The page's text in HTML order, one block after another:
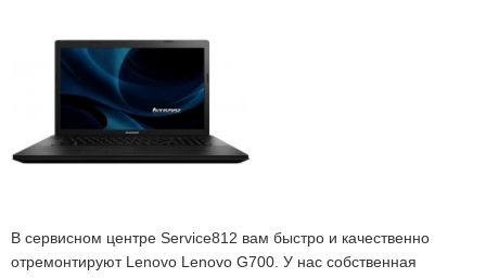
В сервисном центре Service812 вам быстро и качественно
отремонтируют Lenovo Lenovo G700. У нас собственная